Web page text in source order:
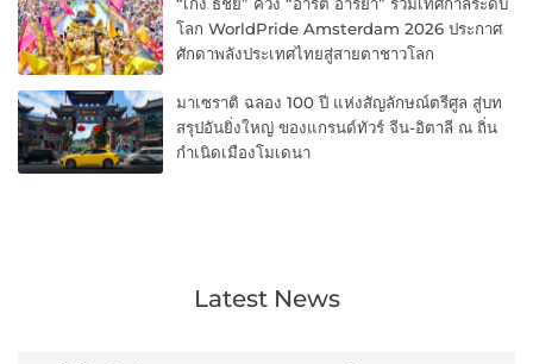
โลก WorldPride Amsterdam 2026 ประกาศ
ศักดาพลังประเทศไทยสู่สายตาชาวโลก
มาเซราติ ฉลอง 100 ปี แห่งสัญลักษณ์ตรีศูล สู่บท
สรุปอันยิ่งใหญ่ ของแกรนด์ทัวร์ จีน-อิตาลี ณ ถิ่น
กำเนิดเมืองโมเดนา
Latest News